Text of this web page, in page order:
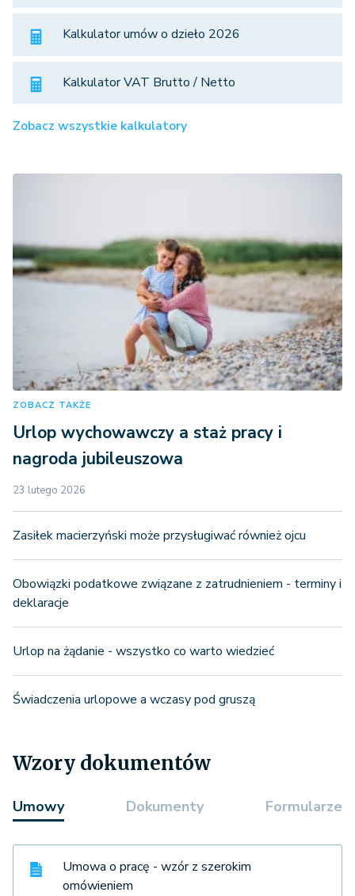
Kalkulator umów o dzieło 2026
Kalkulator VAT Brutto / Netto
Zobacz wszystkie kalkulatory
ZOBACZ TAKŻE
Urlop wychowawczy a staż pracy i
nagroda jubileuszowa
23 lutego 2026
Zasiłek macierzyński może przysługiwać również ojcu
Obowiązki podatkowe związane z zatrudnieniem - terminy i
deklaracje
Urlop na żądanie - wszystko co warto wiedzieć
Świadczenia urlopowe a wczasy pod gruszą
Wzory dokumentów
Umowy Dokumenty Formularze
Umowa o pracę - wzór z szerokim
omówieniem